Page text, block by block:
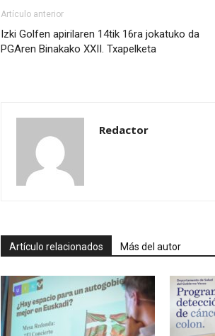
Artículo anterior
Izki Golfen apirilaren 14tik 16ra jokatuko da
PGAren Binakako XXII. Txapelketa
Redactor
Artículo relacionados Más del autor